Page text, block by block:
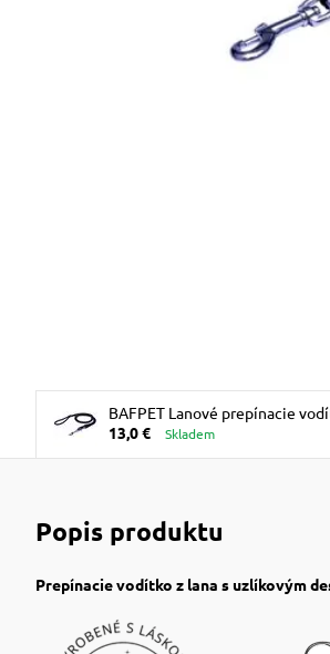
BAFPET Lanové prepínacie
10mm - Sivá
13,0 € Skladem
Popis produktu
Prepínacie vodítko z lana s uzlíkovým